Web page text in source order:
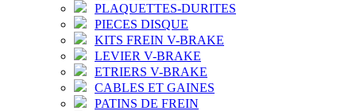
PLAQUETTES-DURITES
PIECES DISQUE
KITS FREIN V-BRAKE
LEVIER V-BRAKE
ETRIERS V-BRAKE
CABLES ET GAINES
PATINS DE FREIN